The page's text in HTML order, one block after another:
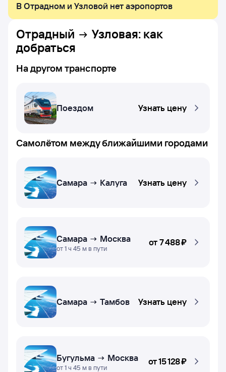
В Отрадном и Узловой нет аэропортов
Отрадный Узловая: как
добраться
На другом транспорте
Поездом Узнать цену
Самолётом между ближайшими городами
Самара → Калуга Узнать цену
Самара → Москва
от 1 ч 45 м в пути
от7 ⁠488 ⁠₽
Самара → Тамбов Узнать цену
Бугульма → Москва
от 1 ч 45 м в пути
от15 ⁠128 ⁠₽